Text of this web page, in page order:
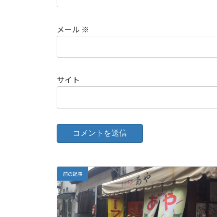
メール ※
サイト
前の記事